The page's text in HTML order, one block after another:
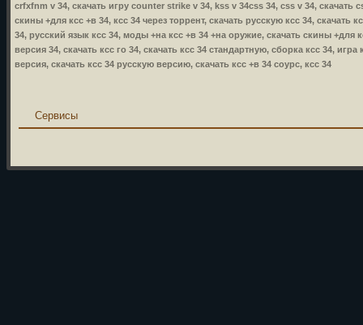
crfxfnm v 34, скачать игру counter strike v 34, kss v 34css 34, css v 34, скачать
скины +для ксс +в 34, ксс 34 через торрент, скачать русскую ксс 34, скачать
34, русский язык ксс 34, моды +на ксс +в 34 +на оружие, скачать скины +для
версия 34, скачать ксс го 34, скачать ксс 34 стандартную, сборка ксс 34,
версия, скачать ксс 34 русскую версию, скачать ксс +в 34 соурс, ксс 34
Сервисы